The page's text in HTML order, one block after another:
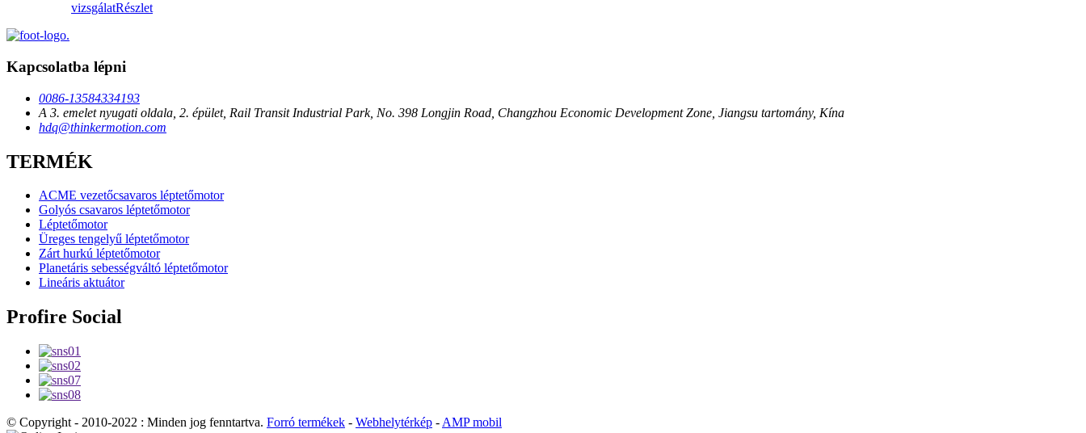
vizsgálatRészlet
Kapcsolatba lépni
0086-13584334193
A 3. emelet nyugati oldala, 2. épület, Rail Transit Industrial Park, No. 398 Longjin Road, Changzhou Economic Development Zone, Jiangsu tartomány, Kína
hdq@thinkermotion.com
TERMÉK
ACME vezetőcsavaros léptetőmotor
Golyós csavaros léptetőmotor
Léptetőmotor
Üreges tengelyű léptetőmotor
Zárt hurkú léptetőmotor
Planetáris sebességváltó léptetőmotor
Lineáris aktuátor
Profire Social
© Copyright - 2010-2022 : Minden jog fenntartva. Forró termékek - Webhelytérkép - AMP mobil